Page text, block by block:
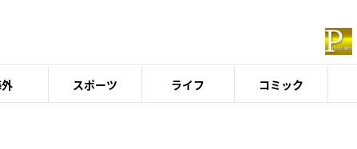
スポーツ ライフ コミック